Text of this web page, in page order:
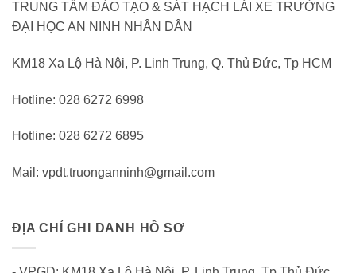
TRUNG TÂM ĐÀO TẠO & SÁT HẠCH LÁI XE TRƯỜNG
ĐẠI HỌC AN NINH NHÂN DÂN
KM18 Xa Lộ Hà Nội, P. Linh Trung, Q. Thủ Đức, Tp HCM
Hotline: 028 6272 6998
Hotline: 028 6272 6895
Mail: vpdt.truonganninh@gmail.com
ĐỊA CHỈ GHI DANH HỒ SƠ